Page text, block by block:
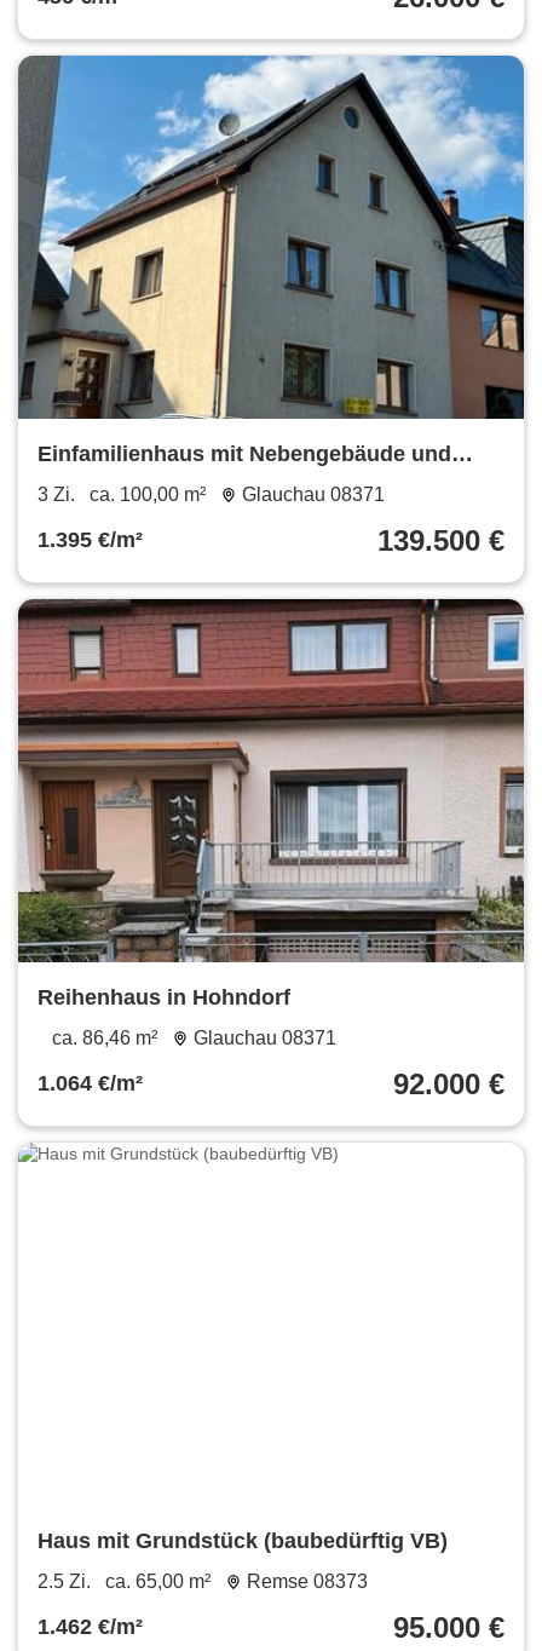
Einfamilienhaus mit Nebengebäude und
Garten Mietkauf mgl.
3 Zi. ca. 100,00 m² Glauchau 08371
1.395 €/m² 139.500 €
Reihenhaus in Hohndorf
ca. 86,46 m² Glauchau 08371
1.064 €/m² 92.000 €
Haus mit Grundstück (baubedürftig VB)
2.5 Zi. ca. 65,00 m² Remse 08373
1.462 €/m² 95.000 €